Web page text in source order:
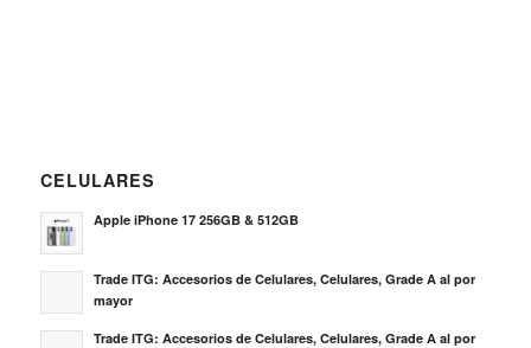
CELULARES
Apple iPhone 17 256GB & 512GB
Trade ITG: Accesorios de Celulares, Celulares, Grade A al por
mayor
Trade ITG: Accesorios de Celulares, Celulares, Grade A al por